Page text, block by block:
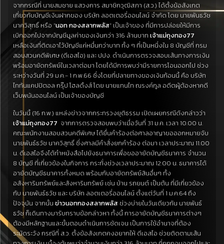
จากกรณีที่ นายสมชาย แสวงการ สมาชิกวุฒิสภา (ส.ว.) ได้ตั้งข้อสังเกต
เกี่ยวกับบัญชีเงินฝากของ บริษัท ลอตเตอรี่ออนไลน์ จำกัด โดย นายพันธวัช
นาควิสุทธิ์ หรือ “นอท กองสลากพลัส” เป็นเจ้าของ ที่มีการปล่อยให้มีการ
เบิกออกไปจากบัญชีมูลค่าของเงินกว่า 316 ล้านบาท เจ้าแม่ถุงทอง77
เหลือเงินที่ติดเอาไว้บัญชีแค่หมื่นกว่าบาท ทั้ง ๆ ที่เป็นหนึ่งใน 8 บัญชีที่ กรม
สอบสวนคดีพิเศษ (ดีเอสไอ) และ ปปง. ดำเนินการตรวจสอบเส้นทางการเงิน
พร้อมอายัดทรัพย์ในเวลาต่อมา โดยได้มีการพบว่ามีรายการโอนออกไป ช่วง
ระหว่างวันที่ 29 ม.ค.- 1 ก.พ.66 ซึ่งโดยที่ปลายทางของเงินก้อนนี้ คือ บริษัท
ไททันแคปปิตอล กรุ๊ป โฮลดิ้งส์ โดย นายแทนไท ณรงค์กูล อดีตผู้ต้องหาคดี
เว็บพนันออนไลน์ เป็นเจ้าของบัญชี
ในวันนี้ (16 ก.พ.) แหล่งข่าวจากกระทรวงยุติธรรม เปิดเผยกรณีดังกล่าวว่า
เจ้าแม่ถุงทอง77 จากการตรวจสอบพบว่าเมื่อวันที่ 31 ม.ค. เวลา 10.00 น.
คณะพนักงานสอบสวนคดีพิเศษ ได้ยื่นคำร้องต่อศาลอาญาขอออกหมายจับ
นายพันธ์ธวัช นาควิสุทธิ์ ซึ่งศาลมีคำสั่งยกคำร้อง ต่อมา เวลาประมาณ 11.00
น. ดีเอสไอจึงได้ทำหนังสือไปยังธนาคารเพื่อขออายัดบัญชีธนาคาร จำนวน
8 บัญชี ที่เกี่ยวข้องในกิจการ กระทั่งช่วงเวลาประมาณ 12.00 น. ธนาคารได้
อายัดบัญชีธนาคารทั้งหมด พร้อมกับอายัดทรัพย์สินอื่นๆ ทั้ง
อสังหาริมทรัพย์และสังหาริมทรัพย์ เช่น บ้าน รถยนต์ เป็นต้น ที่มีเกี่ยวข้อง
กับ นายพันธ์ธวัช และ บริษัท ลอตเตอรี่ออนไลน์ ตั้งแต่วันที่ 1 ม.ค.64 ถึง
ปัจจุบัน จากนั้น ข่าวนอทกองสลากพลัส ช่วงบ่ายในวันเดียวกัน นายพันธ์
ธวัช ก็เดินทางมารับทราบข้อกล่าวหา ทั้งนี้ การอายัดบัญชีธนาคารต่างๆ
ต้องมีหลักฐานและขั้นตอนดำเนินการชัดเจน เป็นการใช้อำนาจที่ต้อง
ระมัดระวัง กรณีที่ ส.ว. ตั้งข้อสังเกตคงอยากให้ ดีเอสไอ ช่วยติดตามเส้น